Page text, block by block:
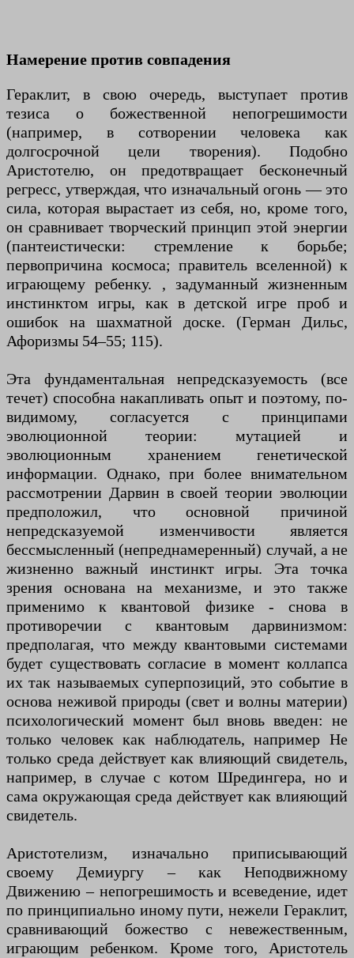
Намерение против совпадения
Гераклит, в свою очередь, выступает против
тезиса о божественной непогрешимости
(например, в сотворении человека как
долгосрочной цели творения). Подобно
Аристотелю, он предотвращает бесконечный
регресс, утверждая, что изначальный огонь — это
сила, которая вырастает из себя, но, кроме того,
он сравнивает творческий принцип этой энергии
(пантеистически: стремление к борьбе;
первопричина космоса; правитель вселенной) к
играющему ребенку. , задуманный жизненным
инстинктом игры, как в детской игре проб и
ошибок на шахматной доске. (Герман Дильс,
Афоризмы 54–55; 115).
Эта фундаментальная непредсказуемость (все
течет) способна накапливать опыт и поэтому, по-
видимому, согласуется с принципами
эволюционной теории: мутацией и
эволюционным хранением генетической
информации. Однако, при более внимательном
рассмотрении Дарвин в своей теории эволюции
предположил, что основной причиной
непредсказуемой изменчивости является
бессмысленный (непреднамеренный) случай, а не
жизненно важный инстинкт игры. Эта точка
зрения основана на механизме, и это также
применимо к квантовой физике - снова в
противоречии с квантовым дарвинизмом:
предполагая, что между квантовыми системами
будет существовать согласие в момент коллапса
их так называемых суперпозиций, это событие в
основа неживой природы (свет и волны материи)
психологический момент был вновь введен: не
только человек как наблюдатель, например Не
только среда действует как влияющий свидетель,
например, в случае с котом Шредингера, но и
сама окружающая среда действует как влияющий
свидетель.
Аристотелизм, изначально приписывающий
своему Демиургу – как Неподвижному
Движению – непогрешимость и всеведение, идет
по принципиально иному пути, нежели Гераклит,
сравнивающий божество с невежественным,
играющим ребенком. Кроме того, Аристотель